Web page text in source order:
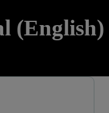
(English)